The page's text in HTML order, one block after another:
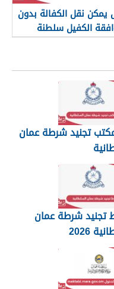
نقل الكفالة بدون
الكفيل سلطنة
تجنيد شرطة عمان
تجنيد شرطة عمان
2026